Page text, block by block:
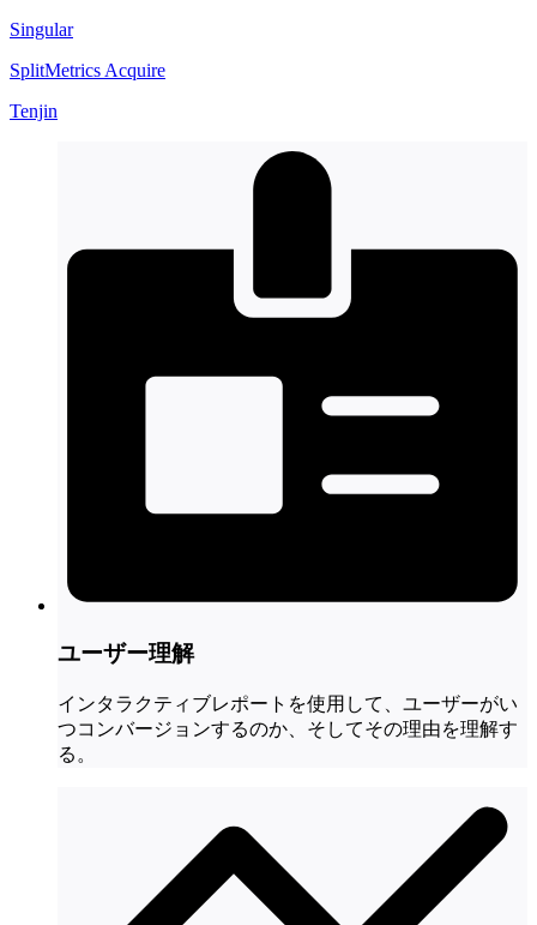
Singular
SplitMetrics Acquire
Tenjin
ユーザー理解
インタラクティブレポートを使用して、ユーザーがい
つコンバージョンするのか、そしてその理由を理解す
る。